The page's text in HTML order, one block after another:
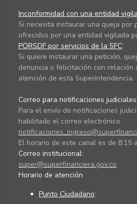
Inconformidad con una entidad
Si necesita instaurar una queja por
ofrecidos por una entidad vigilada
PQRSDF por servicios de la SFC:
Si quiere instaurar una petición,
denuncia o felicitación con relación
atención de esta Superintendencia.
Correo para notificaciones judiciales:
Para el envío de notificaciones
habilitado el correo electrónico
El horario de este canal es de 8:15
Correo institucional:
super@superfinanciera.gov.co
Horario de atención
Punto Ciudadano: